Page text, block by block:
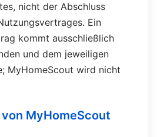
nicht der Abschluss
Ein
kommt ausschließlich
und dem jeweiligen
MyHomeScout wird nicht
MyHomeScout